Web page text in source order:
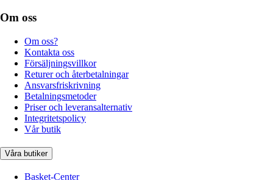
Om oss
Om oss?
Kontakta oss
Försäljningsvillkor
Returer och återbetalningar
Ansvarsfriskrivning
Betalningsmetoder
Priser och leveransalternativ
Integritetspolicy
Vår butik
Våra butiker
Basket-Center